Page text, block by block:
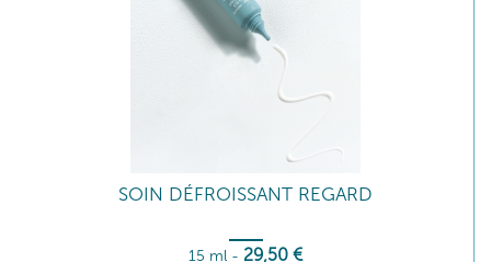
SOIN DÉFROISSANT REGARD
15 ml - 29,50 €